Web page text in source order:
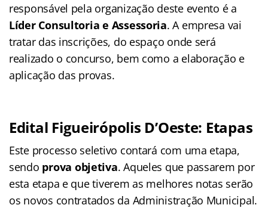
responsável pela organização deste evento é a
Líder Consultoria e Assessoria. A empresa vai
tratar das inscrições, do espaço onde será
realizado o concurso, bem como a elaboração e
aplicação das provas.
Edital Figueirópolis D’Oeste: Etapas
Este processo seletivo contará com uma etapa,
sendo prova objetiva. Aqueles que passarem por
esta etapa e que tiverem as melhores notas serão
os novos contratados da Administração Municipal.